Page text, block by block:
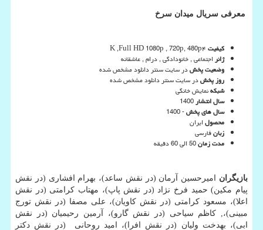
معرفی سریال میدان سرخ
کیفیت۴K ,Full HD 1080p , 720p, 480p
ژانراجتماعی , خانودادگی , درام , عاشقانه
وضعیت پخشدر سایت سنتر دانلود مشخص شده
روز پخشدر سایت سنتر دانلود مشخص شده
شبکهنمایش خانگی
سال انتشار1400
سال های پخش- 1400
محصولایران
زبانفارسی
مدت زمان50 الی 60 دقیقه
بازیگران
امیرحسین آرمان (در نقش ساعد)، بهرام افشاری (در نقش
پیام مکین) حمید فرخ نژاد (در نقش پاپ)، مهتاب کرامتی (در نقش
اعلا)، مسعود کرامتی (در نقش کاویان)، علی مصفا (در نقش تورج
مبینی)،, کاظم سیاحی (در نقش گارو)، آرمین رحیمیان (در نقش
ابی)، بهدخت ولیان (در نقش افرا)، امید روحانی (در نقش دکتر